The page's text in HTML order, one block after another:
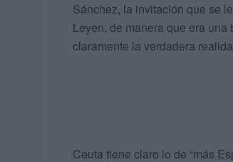
Sánchez, la invitación que se
Leyen, de manera que era
claramente la verdadera
Ceuta tiene claro lo de “más